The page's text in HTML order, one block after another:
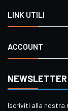
LINK UTILI
ACCOUNT
NEWSLETTER
Iscriviti alla nostra